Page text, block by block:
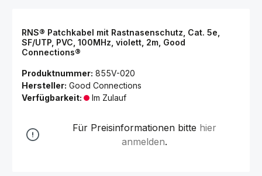
RNS® Patchkabel mit Rastnasenschutz, Cat. 5e,
SF/UTP, PVC, 100MHz, violett, 2m, Good
Connections®
Produktnummer: 855V-020
Hersteller: Good Connections
Verfügbarkeit:
Im Zulauf
Für Preisinformationen bitte hier
anmelden.